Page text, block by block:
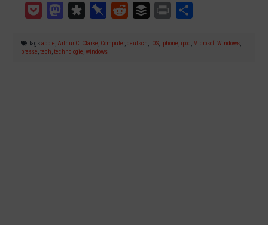
Pocket MastodonDiasporaPinboardReddit Buffer Print
Tags:apple Arthur C. Clarke Computer, deutsch IOS, iphone ipod Microsoft Windows,
presse tech technologie windows